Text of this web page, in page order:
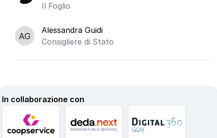
Il Foglio
Alessandra Guidi
Consigliere di Stato
In collaborazione con